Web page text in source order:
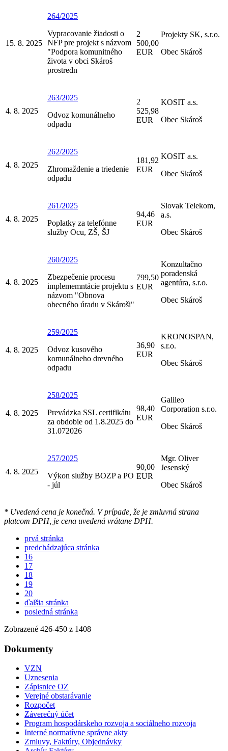
15. 8. 2025
264/2025
Vypracovanie žiadosti o
NFP pre projekt s názvom
"Podpora komunitného
života v obci Skároš
prostredn
2
500,00
EUR
Projekty SK, s.r.o.
Obec Skároš
4. 8. 2025
263/2025
Odvoz komunálneho
odpadu
2
525,98
EUR
KOSIT a.s.
Obec Skároš
4. 8. 2025
262/2025
Zhromaždenie a triedenie
odpadu
181,92
EUR
KOSIT a.s.
Obec Skároš
4. 8. 2025
261/2025
Poplatky za telefónne
služby Ocu, ZŠ, ŠJ
94,46
EUR
Slovak Telekom,
a.s.
Obec Skároš
4. 8. 2025
260/2025
Zbezpečenie procesu
implememntácie projektu s
názvom "Obnova
obecného úradu v Skároši"
799,50
EUR
Konzultačno
poradenská
agentúra, s.r.o.
Obec Skároš
4. 8. 2025
259/2025
Odvoz kusového
komunálneho drevného
odpadu
36,90
EUR
KRONOSPAN,
s.r.o.
Obec Skároš
4. 8. 2025
258/2025
Prevádzka SSL certifikátu
za obdobie od 1.8.2025 do
31.072026
98,40
EUR
Galileo
Corporation s.r.o.
Obec Skároš
4. 8. 2025
257/2025
Výkon služby BOZP a PO
- júl
90,00
EUR
Mgr. Oliver
Jesenský
Obec Skároš
* Uvedená cena je konečná. V prípade, že je zmluvná strana
platcom DPH, je cena uvedená vrátane DPH.
prvá stránka
predchádzajúca stránka
16
17
18
19
20
ďalšia stránka
posledná stránka
Zobrazené 426-450 z 1408
Dokumenty
VZN
Uznesenia
Zápisnice OZ
Verejné obstarávanie
Rozpočet
Záverečný účet
Program hospodárskeho rozvoja a sociálneho rozvoja
Interné normatívne správne akty
Zmluvy, Faktúry, Objednávky